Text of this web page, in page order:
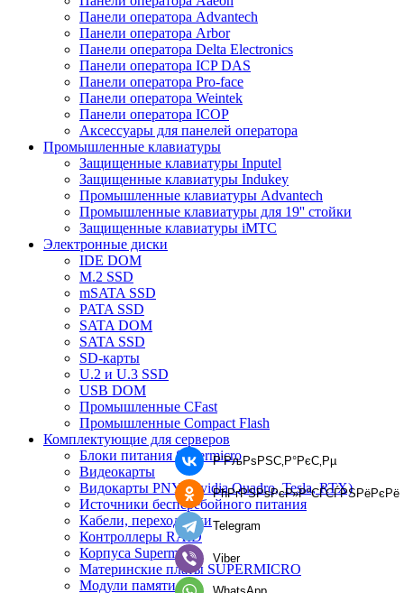
Панели оператора Advantech
Панели оператора Arbor
Панели оператора Delta Electronics
Панели оператора ICP DAS
Панели оператора Pro-face
Панели оператора Weintek
Панели оператора ICOP
Аксессуары для панелей оператора
Промышленные клавиатуры
Защищенные клавиатуры Inputel
Защищенные клавиатуры Indukey
Промышленные клавиатуры Advantech
Промышленные клавиатуры для 19'' стойки
Защищенные клавиатуры iMTC
Электронные диски
IDE DOM
M.2 SSD
mSATA SSD
PATA SSD
SATA DOM
SATA SSD
SD-карты
U.2 и U.3 SSD
USB DOM
Промышленные CFast
Промышленные Compact Flash
Комплектующие для серверов
Блоки питания Supermicro
Видеокарты
Видокарты PNY (Nvidia Quadro, Tesla, RTX)
Источники бесперебойного питания
Кабели, переходники
Контроллеры RAID
Корпуса Supermicro
Материнские платы SUPERMICRO
Модули памяти
Р’РљРѕРЅС‚Р°РєС‚Рµ
РћРґРЅРѕРєР»Р°СЃСЃРЅРёРєРё
Telegram
Viber